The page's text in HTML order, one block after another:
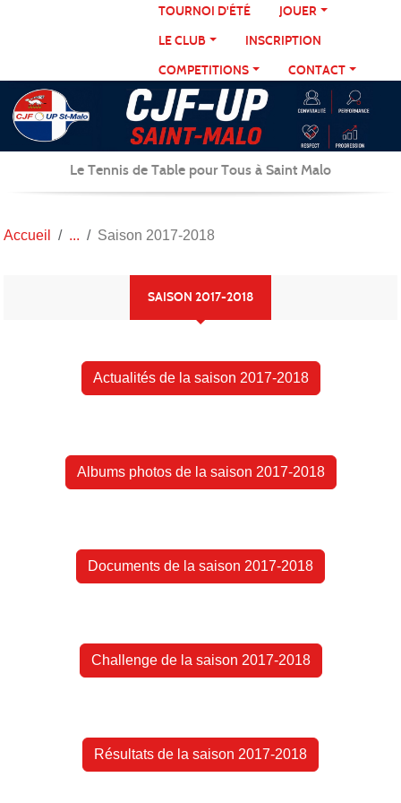
TOURNOI D'ÉTÉ
JOUER
LE CLUB
INSCRIPTION
COMPETITIONS
CONTACT
Le Tennis de Table pour Tous à Saint Malo
Accueil Saison 2017-2018
SAISON 2017-2018
Actualités de la saison 2017-2018
Albums photos de la saison 2017-2018
Documents de la saison 2017-2018
Challenge de la saison 2017-2018
Résultats de la saison 2017-2018
Panneau de gestion des cookies